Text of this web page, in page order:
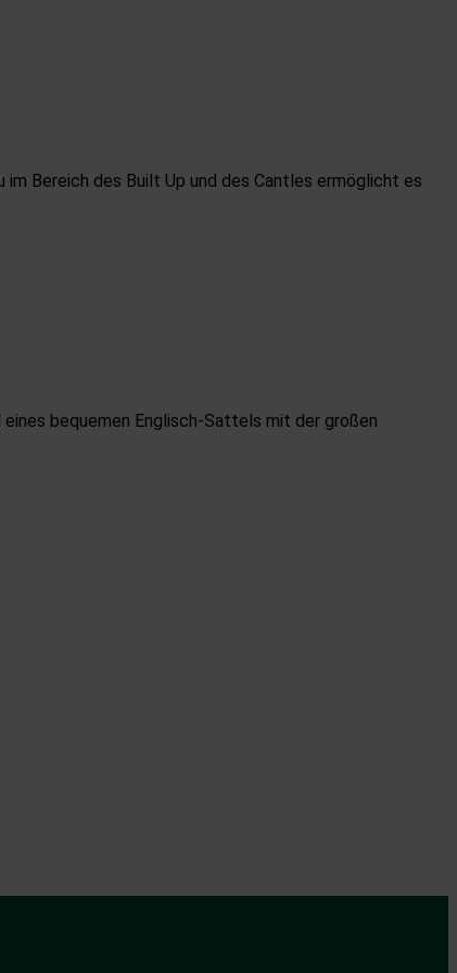
Bereich des Built Up und des Cantles ermöglicht es
bequemen Englisch-Sattels mit der großen